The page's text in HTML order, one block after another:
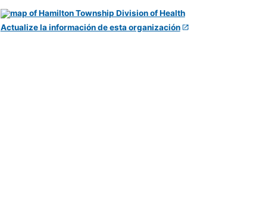
Actualize la información de esta organización